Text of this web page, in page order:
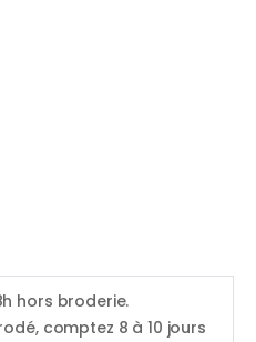
hors broderie.
comptez 8 à 10 jours